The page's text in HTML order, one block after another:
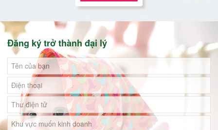
Đăng ký trở thành đại lý